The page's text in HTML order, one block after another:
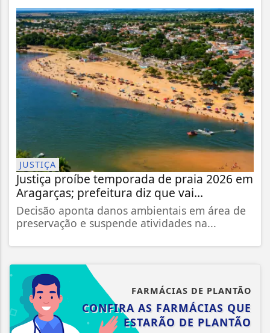
JUSTIÇA
Justiça proíbe temporada de praia 2026 em
Aragarças; prefeitura diz que vai...
Decisão aponta danos ambientais em área de
preservação e suspende atividades na...
FARMÁCIAS DE PLANTÃO
CONFIRA AS FARMÁCIAS QUE
ESTARÃO DE PLANTÃO